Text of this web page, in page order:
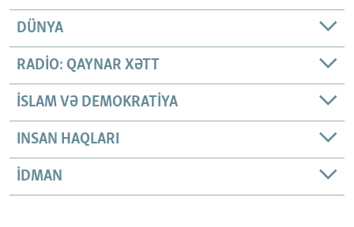
DÜNYA
RADIO: QAYNAR XƏTT
İSLAM VƏ DEMOKRATIYA
INSAN HAQLARI
İDMAN